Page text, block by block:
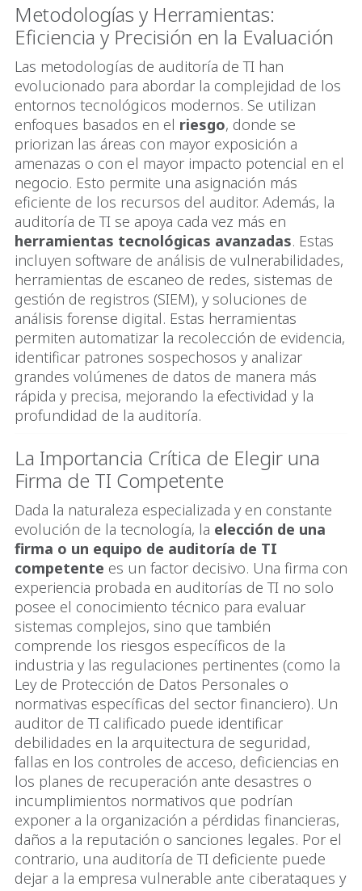
Metodologías y Herramientas:
Eficiencia y Precisión en la Evaluación
Las metodologías de auditoría de TI han
evolucionado para abordar la complejidad de los
entornos tecnológicos modernos. Se utilizan
enfoques basados en el riesgo, donde se
priorizan las áreas con mayor exposición a
amenazas o con el mayor impacto potencial en el
negocio. Esto permite una asignación más
eficiente de los recursos del auditor. Además, la
auditoría de TI se apoya cada vez más en
herramientas tecnológicas avanzadas. Estas
incluyen software de análisis de vulnerabilidades,
herramientas de escaneo de redes, sistemas de
gestión de registros (SIEM), y soluciones de
análisis forense digital. Estas herramientas
permiten automatizar la recolección de evidencia,
identificar patrones sospechosos y analizar
grandes volúmenes de datos de manera más
rápida y precisa, mejorando la efectividad y la
profundidad de la auditoría.
La Importancia Crítica de Elegir una
Firma de TI Competente
Dada la naturaleza especializada y en constante
evolución de la tecnología, la elección de una
firma o un equipo de auditoría de TI
competente es un factor decisivo. Una firma con
experiencia probada en auditorías de TI no solo
posee el conocimiento técnico para evaluar
sistemas complejos, sino que también
comprende los riesgos específicos de la
industria y las regulaciones pertinentes (como la
Ley de Protección de Datos Personales o
normativas específicas del sector financiero). Un
auditor de TI calificado puede identificar
debilidades en la arquitectura de seguridad,
fallas en los controles de acceso, deficiencias en
los planes de recuperación ante desastres o
incumplimientos normativos que podrían
exponer a la organización a pérdidas financieras,
daños a la reputación o sanciones legales. Por el
contrario, una auditoría de TI deficiente puede
dejar a la empresa vulnerable ante ciberataques y